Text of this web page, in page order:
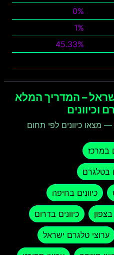
0%
1%
45.33%
– המדריך המלא
וכיוונים
מצאו כיוונים לפי תחום
במרכז
בטלגרם
כיוונים בחיפה
בצפון כיוונים בדרום
ערוצי טלגרם ישראל